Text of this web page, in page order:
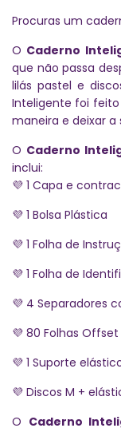
Procuras um
O Caderno
que não passa
lilás pastel e
Inteligente foi feito
maneira e deixar a
O Caderno
inclui:
💜 1 Capa e
💜 1 Bolsa Plástica
💜 1 Folha de
💜 1 Folha de
💜 4 Separadores
💜 80 Folhas
💜 1 Suporte
💜 Discos M +
O Caderno